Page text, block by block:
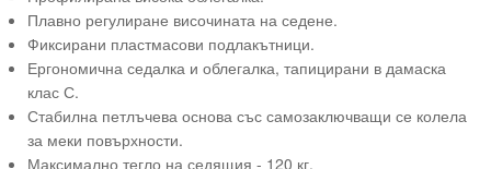
Плавно регулиране височината на седене.
Фиксирани пластмасови подлакътници.
Ергономична седалка и облегалка, тапицирани в дамаска
клас С.
Стабилна петлъчева основа със самозаключващи се колела
за меки повърхности.
Максимално тегло на седящия - 120 кг.